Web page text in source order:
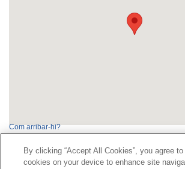
Com arribar-hi?
By clicking “Accept All Cookies”, you agree
cookies on your device to enhance site